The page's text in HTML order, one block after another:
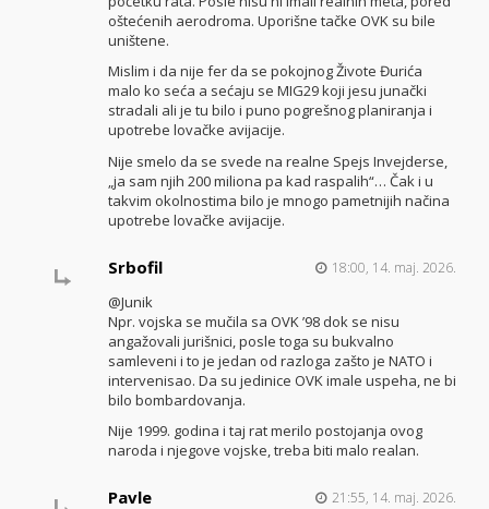
oštećenih aerodroma. Uporišne tačke OVK su bile
uništene.
Mislim i da nije fer da se pokojnog Živote Đurića
malo ko seća a sećaju se MIG29 koji jesu junački
stradali ali je tu bilo i puno pogrešnog planiranja i
upotrebe lovačke avijacije.
Nije smelo da se svede na realne Spejs Invejderse,
„ja sam njih 200 miliona pa kad raspalih“… Čak i u
takvim okolnostima bilo je mnogo pametnijih načina
upotrebe lovačke avijacije.
Srbofil 18:00, 14. maj. 2026.
@Junik
Npr. vojska se mučila sa OVK ’98 dok se nisu
angažovali jurišnici, posle toga su bukvalno
samleveni i to je jedan od razloga zašto je NATO i
intervenisao. Da su jedinice OVK imale uspeha, ne bi
bilo bombardovanja.
Nije 1999. godina i taj rat merilo postojanja ovog
naroda i njegove vojske, treba biti malo realan.
Pavle 21:55, 14. maj. 2026.